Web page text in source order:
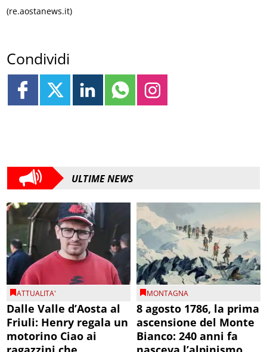
(re.aostanews.it)
Condividi
ULTIME NEWS
ATTUALITA'
Dalle Valle d’Aosta al
Friuli: Henry regala un
motorino Ciao ai
MONTAGNA
8 agosto 1786, la prima
ascensione del Monte
Bianco: 240 anni fa